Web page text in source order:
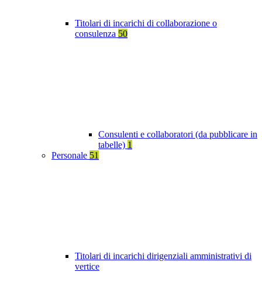
Titolari di incarichi di collaborazione o
consulenza 50
Consulenti e collaboratori (da pubblicare in
tabelle) 1
Personale 51
Titolari di incarichi dirigenziali amministrativi di
vertice